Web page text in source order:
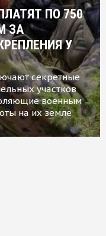
ПО 750
ЗА
У
секретные
участков
военным
на их земле